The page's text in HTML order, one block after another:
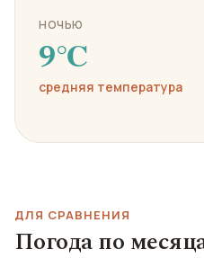
НОЧЬЮ
9℃
средняя температура
ДЛЯ СРАВНЕНИЯ
Погода по